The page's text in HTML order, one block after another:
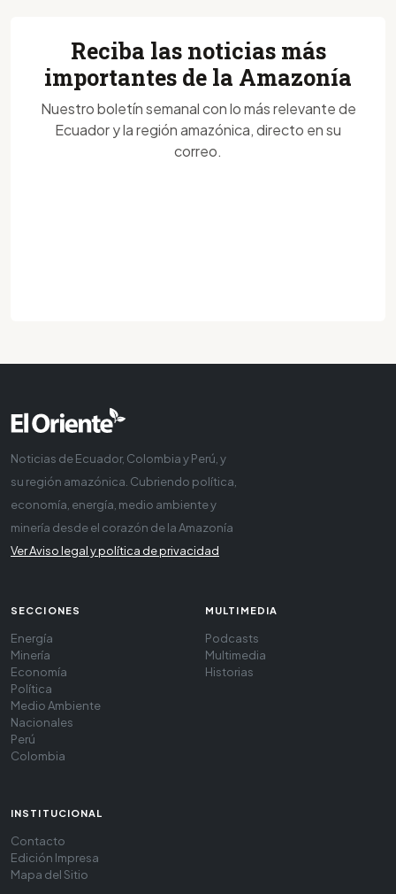
Reciba las noticias más
importantes de la Amazonía
Nuestro boletín semanal con lo más relevante de
Ecuador y la región amazónica, directo en su
correo.
Noticias de Ecuador, Colombia y Perú, y
su región amazónica. Cubriendo política,
economía, energía, medio ambiente y
minería desde el corazón de la Amazonía
Ver Aviso legal y política de privacidad
SECCIONES
Energía
Minería
Economía
Política
Medio Ambiente
Nacionales
Perú
Colombia
MULTIMEDIA
Podcasts
Multimedia
Historias
INSTITUCIONAL
Contacto
Edición Impresa
Mapa del Sitio